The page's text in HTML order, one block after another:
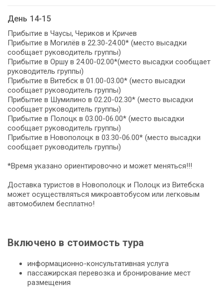
День 14-15
Прибытие в Чаусы, Чериков и Кричев
Прибытие в Могилёв в 22.30-24.00* (место высадки
сообщает руководитель группы)
Прибытие в Оршу в 24.00-02.00*(место высадки сообщает
руководитель группы)
Прибытие в Витебск в 01.00-03.00* (место высадки
сообщает руководитель группы)
Прибытие в Шумилино в 02.20-02.30* (место высадки
сообщает руководитель группы)
Прибытие в Полоцк в 03.00-06.00* (место высадки
сообщает руководитель группы)
Прибытие в Новополоцк в 03.30-06.00* (место высадки
сообщает руководитель группы)
*Время указано ориентировочно и может меняться!!!
Доставка туристов в Новополоцк и Полоцк из Витебска
может осуществляться микроавтобусом или легковым
автомобилем бесплатно!
Включено в стоимость тура
информационно-консультативная услуга
пассажирская перевозка и бронирование мест
размещения